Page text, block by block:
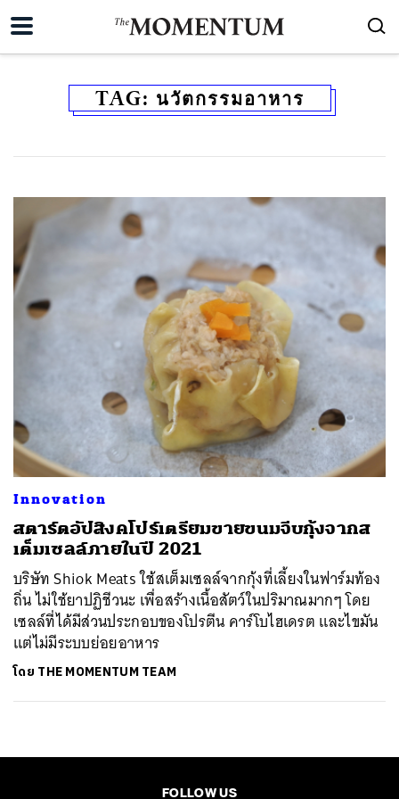
TAG: นวัตกรรมอาหาร
Innovation
สตาร์ตอัปสิงคโปร์เตรียมขายขนมจีบกุ้งจากส
เต็มเซลล์ภายในปี 2021
บริษัท Shiok Meats ใช้สเต็มเซลล์จากกุ้งที่เลี้ยงในฟาร์มท้อง
ถิ่น ไม่ใช้ยาปฏิชีวนะ เพื่อสร้างเนื้อสัตว์ในปริมาณมากๆ โดย
เซลล์ที่ได้มีส่วนประกอบของโปรตีน คาร์โบไฮเดรต และไขมัน
แต่ไม่มีระบบย่อยอาหาร
โดย THE MOMENTUM TEAM
FOLLOW US
SHARE TWEET LINE EMAIL